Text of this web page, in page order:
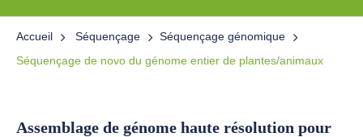
Accueil Séquençage
Séquençage génomique
Séquençage de novo du génome entier de plantes/animaux
Assemblage de génome haute résolution pour